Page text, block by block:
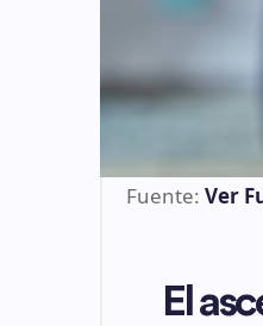
Fuente: Ver
El